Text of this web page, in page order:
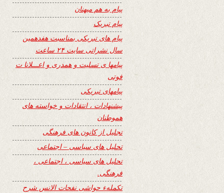
پیام به هم میهنان
پیام تبریک
پیام های تبریکی بمناسبت هفدهمین
سال نشراتی سایت ۲۴ ساعت
پیامها ی تسلیت و همدری و اعـــلانا ت
فوتی
پیامهای تبریکی
پیشنهادات ، انتقادات و خواسته های
هموطنان
تجلیل از کانون های فرهنگی
تحلیل های سیاسی – اجتماعی
تحلیل های سیاسی ، اجتماعی ،
فرهنگی.
تکملهء حواشی نفحات الانس شرح